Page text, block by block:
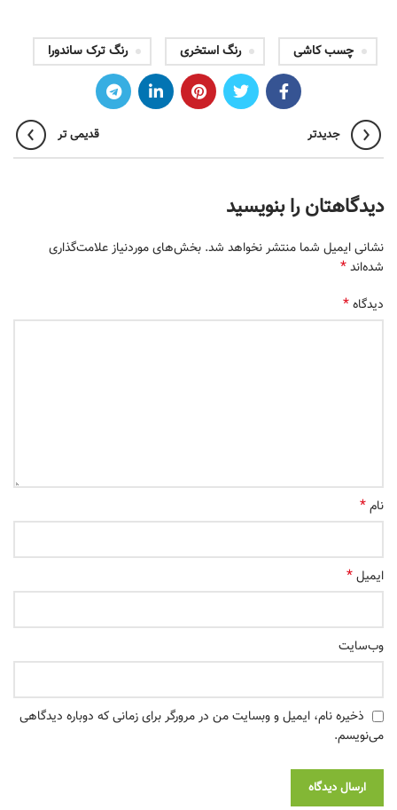
چسب کاشی رنگ استخری رنگ ترک ساندورا
جدیدتر قدیمی تر
دیدگاهتان را بنویسید
نشانی ایمیل شما منتشر نخواهد شد. بخش‌های موردنیاز علامت‌گذاری
شده‌اند*
دیدگاه*
نام*
ایمیل*
وب‌سایت
ذخیره نام، ایمیل و وبسایت من در مرورگر برای زمانی که دوباره دیدگاهی
می‌نویسم.